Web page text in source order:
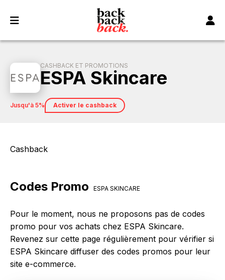
CASHBACK ET PROMOTIONS
ESPA Skincare
jusqu'à 5% Activer le cashback
Cashback
Codes Promo ESPA SKINCARE
Pour le moment, nous ne proposons pas de codes
promo pour vos achats chez ESPA Skincare.
Revenez sur cette page régulièrement pour vérifier si
ESPA Skincare diffuser des codes promos pour leur
site e-commerce.